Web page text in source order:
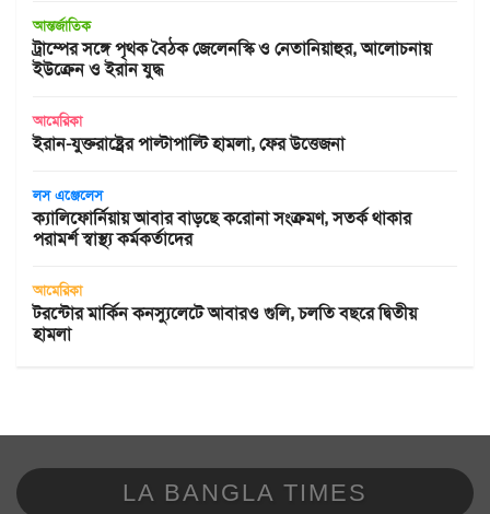
আন্তর্জাতিক
ট্রাম্পের সঙ্গে পৃথক বৈঠক জেলেনস্কি ও নেতানিয়াহুর, আলোচনায়
ইউক্রেন ও ইরান যুদ্ধ
আমেরিকা
ইরান-যুক্তরাষ্ট্রের পাল্টাপাল্টি হামলা, ফের উত্তেজনা
লস এঞ্জেলেস
ক্যালিফোর্নিয়ায় আবার বাড়ছে করোনা সংক্রমণ, সতর্ক থাকার
পরামর্শ স্বাস্থ্য কর্মকর্তাদের
আমেরিকা
টরন্টোর মার্কিন কনস্যুলেটে আবারও গুলি, চলতি বছরে দ্বিতীয়
হামলা
LA BANGLA TIMES